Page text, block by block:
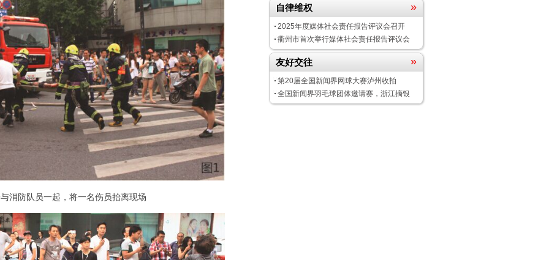
消防队员一起，将一名伤员抬离现场
自律维权 »
2025年度媒体社会责任报告评议会召开
衢州市首次举行媒体社会责任报告评议会
友好交往 »
第20届全国新闻界网球大赛泸州收拍
全国新闻界羽毛球团体邀请赛，浙江摘银